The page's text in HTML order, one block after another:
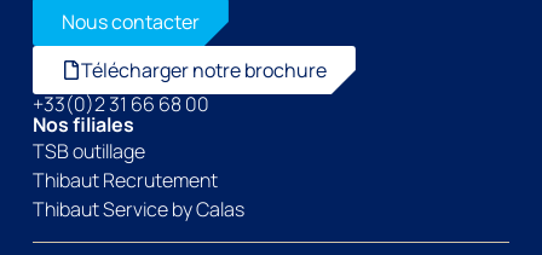
Nous contacter
Télécharger notre brochure
+33(0)2 31 66 68 00
Nos filiales
TSB outillage
Thibaut Recrutement
Thibaut Service by Calas